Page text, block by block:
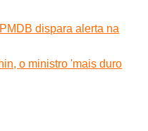
dispara alerta na
o ministro 'mais duro